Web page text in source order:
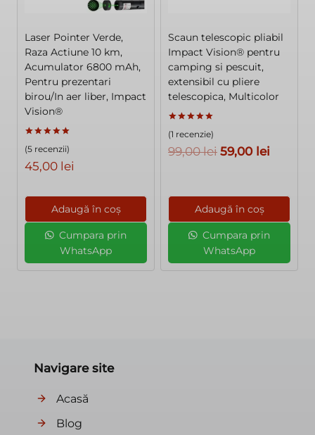
Laser Pointer Verde,
Raza Actiune 10 km,
Acumulator 6800 mAh,
Pentru prezentari
birou/In aer liber, Impact
Vision®
Evaluat la
5.00
din 5
(5 recenzii)
45,00 lei
Adaugă în coș
Cumpara prin
WhatsApp
Scaun telescopic pliabil
Impact Vision® pentru
camping si pescuit,
extensibil cu pliere
telescopica, Multicolor
Evaluat la
5.00
din 5
(1 recenzie)
99,00lei Prețul
fost:
99,00 lei.
59,00 lei
Adaugă în coș
Cumpara prin
WhatsApp
Navigare site
Acasă
Blog